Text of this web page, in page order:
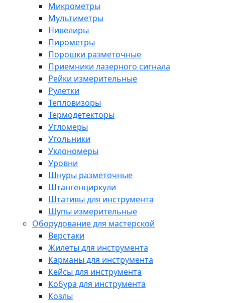
Микрометры
Мультиметры
Нивелиры
Пирометры
Порошки разметочные
Приемники лазерного сигнала
Рейки измерительные
Рулетки
Тепловизоры
Термодетекторы
Угломеры
Угольники
Уклономеры
Уровни
Шнуры разметочные
Штангенциркули
Штативы для инструмента
Щупы измерительные
Оборудование для мастерской
Верстаки
Жилеты для инструмента
Карманы для инструмента
Кейсы для инструмента
Кобура для инструмента
Козлы